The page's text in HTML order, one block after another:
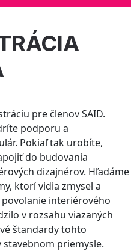
pre členov SAID.
podporu a
Pokiaľ tak urobíte,
do budovania
dizajnérov. Hľadáme
ktorí vidia zmysel a
interiérového
v rozsahu viazaných
štandardy tohto
stavebnom priemysle.